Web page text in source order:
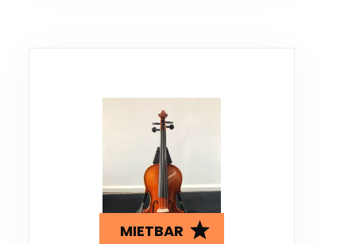
MIETBAR